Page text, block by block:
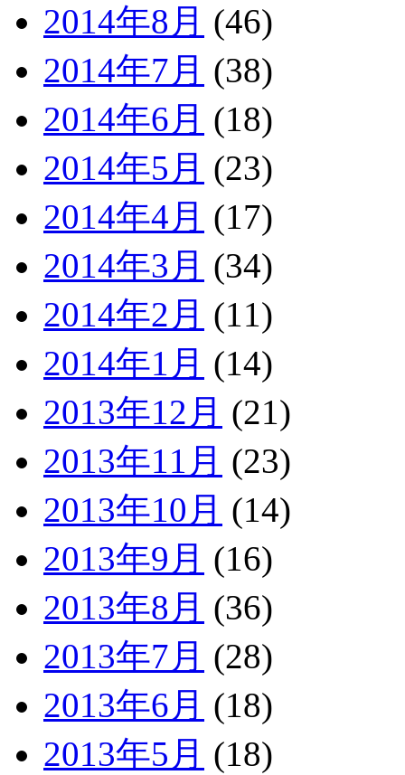
2014年8月 (46)
2014年7月 (38)
2014年6月 (18)
2014年5月 (23)
2014年4月 (17)
2014年3月 (34)
2014年2月 (11)
2014年1月 (14)
2013年12月 (21)
2013年11月 (23)
2013年10月 (14)
2013年9月 (16)
2013年8月 (36)
2013年7月 (28)
2013年6月 (18)
2013年5月 (18)